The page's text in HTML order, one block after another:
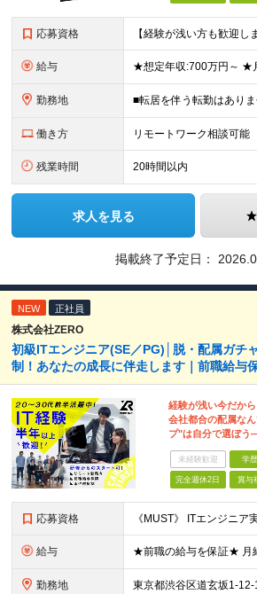
応募資格
給与
勤務地
働き方 リモートワーク相談可能
残業時間 20時間以内
求人を見る
掲載終了予定日：
NEW 正社員
株式会社ZERO
初級ITエンジニア(SE／PG)│脱・配属ガチ
制！あなたの成長に伴走します｜前職給与
経験が浅い今だか
会社都合の配属な
プ"は自分で選ぼ
未経験歓迎 学
完全週休2日 賞与
応募資格
給与
勤務地